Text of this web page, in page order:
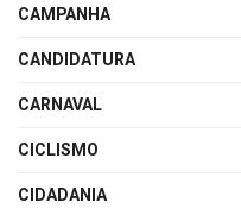
CAMPANHA
CANDIDATURA
CARNAVAL
CICLISMO
CIDADANIA